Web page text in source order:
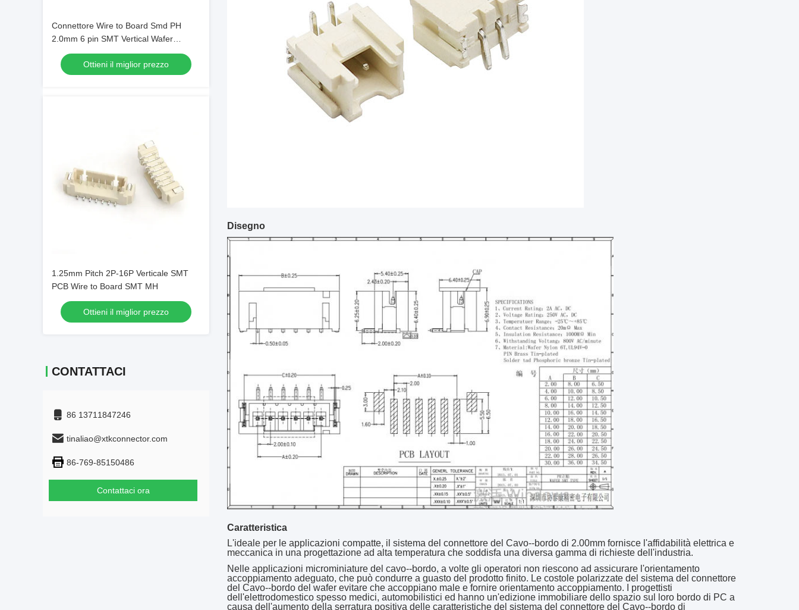
Connettore Wire to Board Smd PH
2.0mm 6 pin SMT Vertical Wafer
Connector con Cover
Ottieni il miglior prezzo
1.25mm Pitch 2P-16P Verticale SMT
PCB Wire to Board SMT MH
Ottieni il miglior prezzo
CONTATTACI
86 13711847246
tinaliao@xtkconnector.com
86-769-85150486
Contattaci ora
Disegno
Caratteristica
L'ideale per le applicazioni compatte, il sistema del connettore del Cavo--bordo di 2.00mm fornisce l'affidabilità elettrica e
meccanica in una progettazione ad alta temperatura che soddisfa una diversa gamma di richieste dell'industria.
Nelle applicazioni microminiature del cavo--bordo, a volte gli operatori non riescono ad assicurare l'orientamento
accoppiamento adeguato, che può condurre a guasto del prodotto finito. Le costole polarizzate del sistema del connettore
del Cavo--bordo del wafer evitare che accoppiano male e fornire orientamento accoppiamento. I progettisti
dell'elettrodomestico spesso medici, automobilistici ed hanno un'edizione immobiliare dello spazio sul loro bordo di PC a
causa dell'aumento della serratura positiva delle caratteristiche del sistema del connettore del Cavo--bordo di